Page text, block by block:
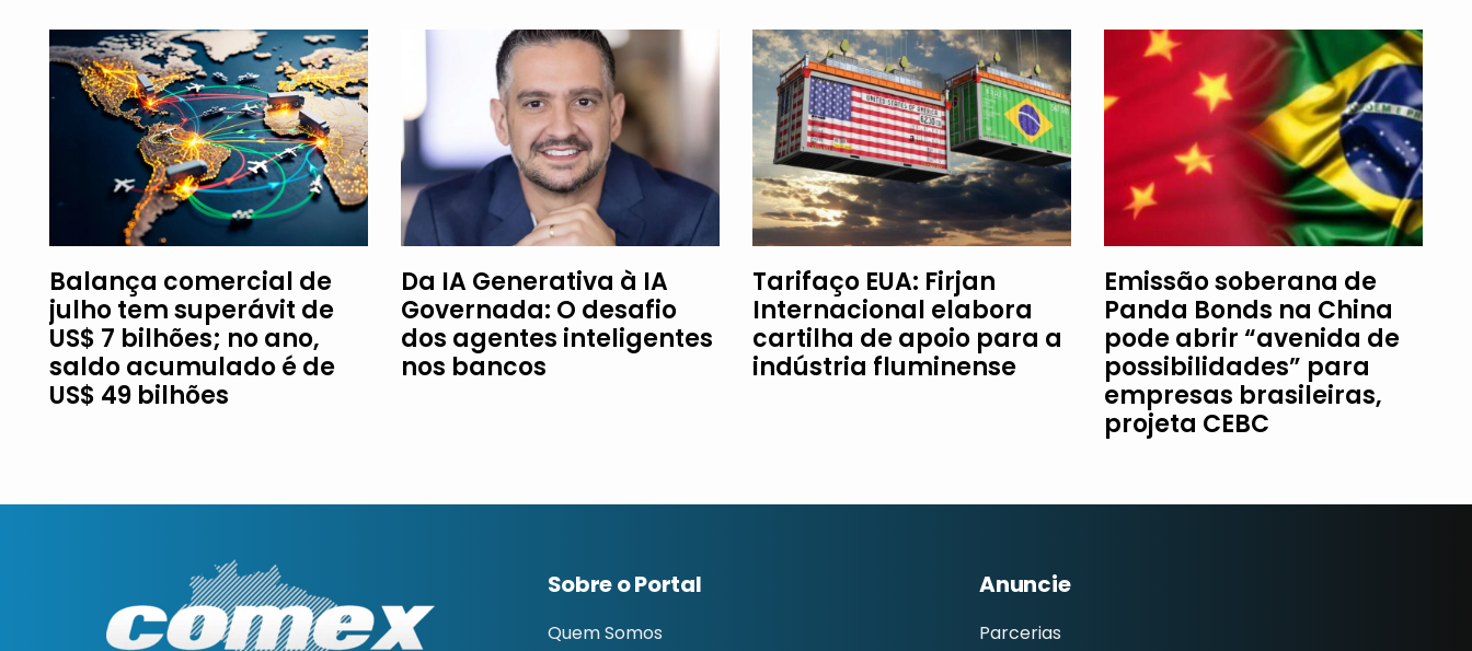
Balança comercial de
julho tem superávit de
US$ 7 bilhões; no ano,
saldo acumulado é de
US$ 49 bilhões
Da IA Generativa à IA
Governada: O desafio
dos agentes inteligentes
nos bancos
Tarifaço EUA: Firjan
Internacional elabora
cartilha de apoio para a
indústria fluminense
Emissão soberana de
Panda Bonds na China
pode abrir “avenida de
possibilidades” para
empresas brasileiras,
projeta CEBC
Sobre o Portal
Quem Somos
Anuncie
Parcerias